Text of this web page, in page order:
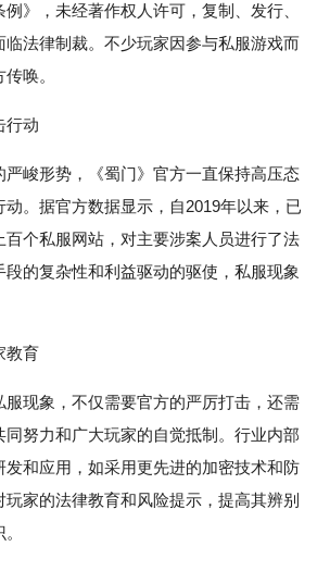
例》，未经著作权人许可，复制、发行、
临法律制裁。不少玩家因参与私服游戏而
唤。
行动
严峻形势，《蜀门》官方一直保持高压态
。据官方数据显示，自2019年以来，已
百个私服网站，对主要涉案人员进行了法
的复杂性和利益驱动的驱使，私服现象
教育
服现象，不仅需要官方的严厉打击，还需
努力和广大玩家的自觉抵制。行业内部
发和应用，如采用更先进的加密技术和防
家的法律教育和风险提示，提高其辨别